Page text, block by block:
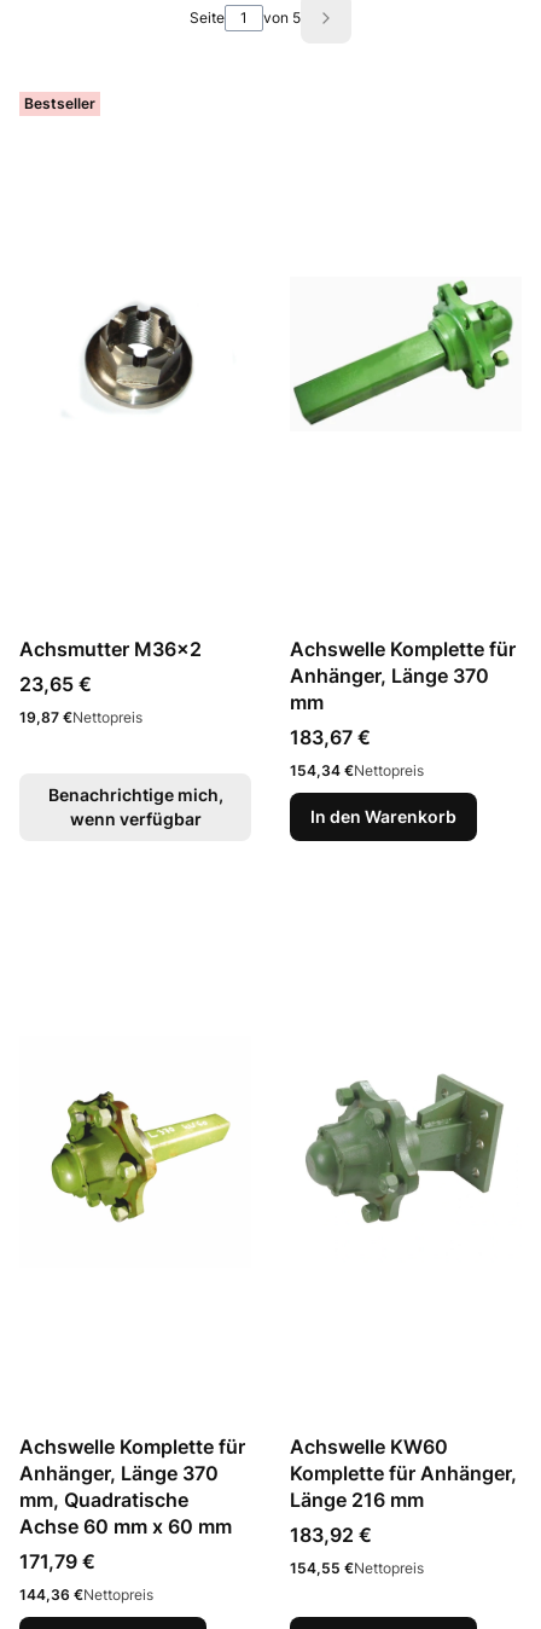
Seite von 5 Nächste Produkte
Bestseller
Achsmutter M36x2
Preis
23,65 €
Preis
19,87 €Nettopreis
Benachrichtige mich,
wenn verfügbar
Achswelle Komplette für
Anhänger, Länge 370
mm
Preis
183,67 €
Preis
154,34 €Nettopreis
In den Warenkorb
Achswelle Komplette für
Anhänger, Länge 370
mm, Quadratische
Achse 60 mm x 60 mm
Preis
171,79 €
Preis
144,36 €Nettopreis
Achswelle KW60
Komplette für Anhänger,
Länge 216 mm
Preis
183,92 €
Preis
154,55 €Nettopreis